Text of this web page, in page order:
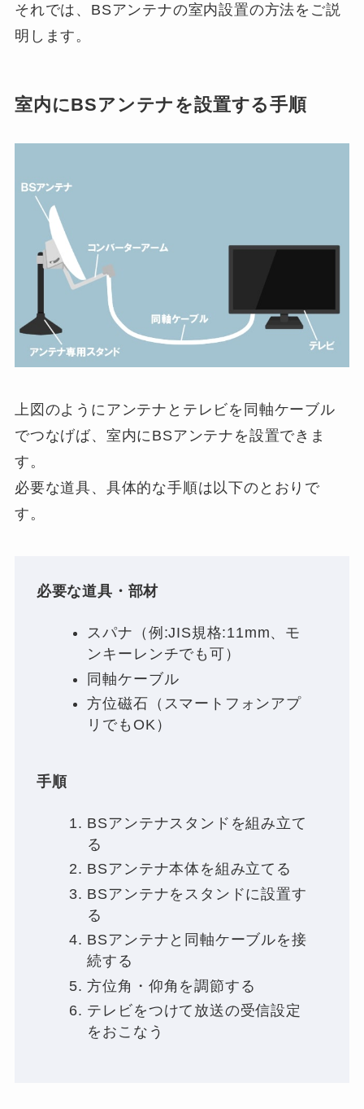
それでは、BSアンテナの室内設置の方法をご説
明します。
室内にBSアンテナを設置する手順
上図のようにアンテナとテレビを同軸ケーブル
でつなげば、室内にBSアンテナを設置できま
す。
必要な道具、具体的な手順は以下のとおりで
す。
必要な道具・部材
スパナ（例:JIS規格:11mm、モ
ンキーレンチでも可）
同軸ケーブル
方位磁石（スマートフォンアプ
リでもOK）
手順
BSアンテナスタンドを組み立て
る
BSアンテナ本体を組み立てる
BSアンテナをスタンドに設置す
る
BSアンテナと同軸ケーブルを接
続する
方位角・仰角を調節する
テレビをつけて放送の受信設定
をおこなう